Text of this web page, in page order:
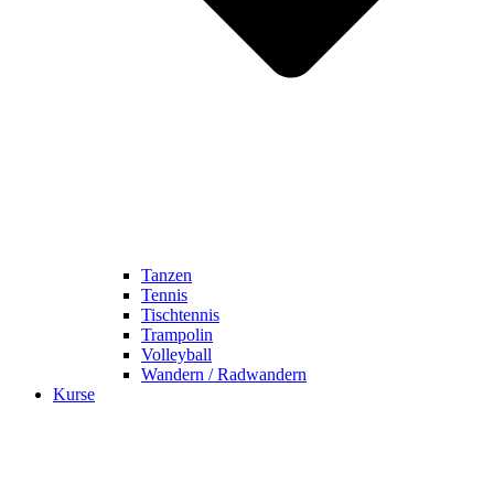
Tanzen
Tennis
Tischtennis
Trampolin
Volleyball
Wandern / Radwandern
Kurse